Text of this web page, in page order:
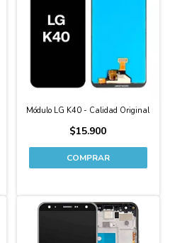
Módulo LG K40 - Calidad Original
$15.900